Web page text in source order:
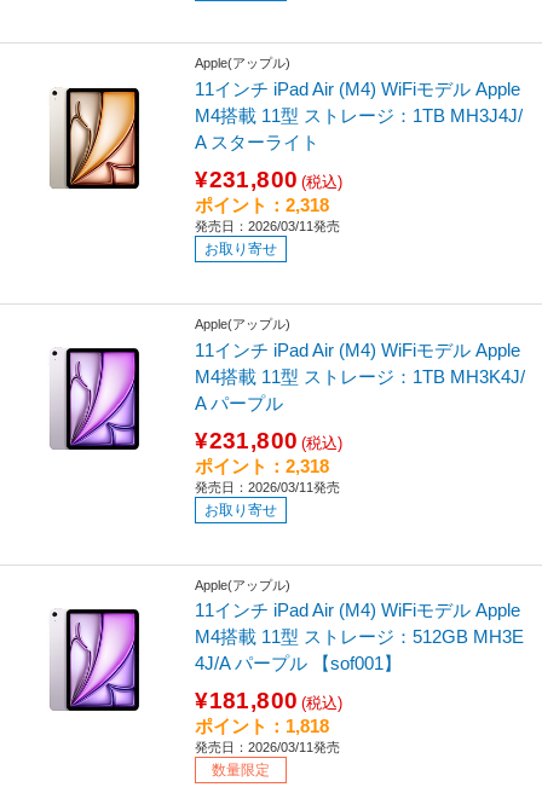
Apple(アップル)
11インチ iPad Air (M4) WiFiモデル Apple
M4搭載 11型 ストレージ：1TB MH3J4J/
A スターライト
¥231,800 (税込)
ポイント：2,318
発売日：2026/03/11発売
お取り寄せ
Apple(アップル)
11インチ iPad Air (M4) WiFiモデル Apple
M4搭載 11型 ストレージ：1TB MH3K4J/
A パープル
¥231,800 (税込)
ポイント：2,318
発売日：2026/03/11発売
お取り寄せ
Apple(アップル)
11インチ iPad Air (M4) WiFiモデル Apple
M4搭載 11型 ストレージ：512GB MH3E
4J/A パープル 【sof001】
¥181,800 (税込)
ポイント：1,818
発売日：2026/03/11発売
数量限定